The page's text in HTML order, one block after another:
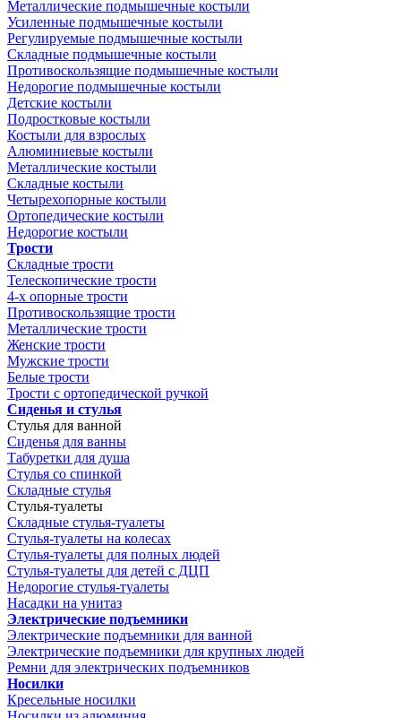
Металлические подмышечные костыли
Усиленные подмышечные костыли
Регулируемые подмышечные костыли
Складные подмышечные костыли
Противоскользящие подмышечные костыли
Недорогие подмышечные костыли
Детские костыли
Подростковые костыли
Костыли для взрослых
Алюминиевые костыли
Металлические костыли
Складные костыли
Четырехопорные костыли
Ортопедические костыли
Недорогие костыли
Трости
Складные трости
Телескопические трости
4-х опорные трости
Противоскользящие трости
Металлические трости
Женские трости
Мужские трости
Белые трости
Трости с ортопедической ручкой
Сиденья и стулья
Стулья для ванной
Сиденья для ванны
Табуретки для душа
Стулья со спинкой
Складные стулья
Стулья-туалеты
Складные стулья-туалеты
Стулья-туалеты на колесах
Стулья-туалеты для полных людей
Стулья-туалеты для детей с ДЦП
Недорогие стулья-туалеты
Насадки на унитаз
Электрические подъемники
Электрические подъемники для ванной
Электрические подъемники для крупных людей
Ремни для электрических подъемников
Носилки
Кресельные носилки